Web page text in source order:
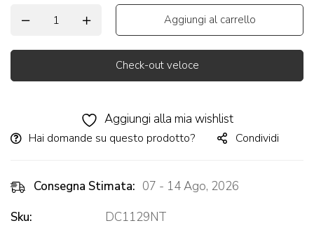
Aggiungi al carrello
Check-out veloce
Aggiungi alla mia wishlist
Hai domande su questo prodotto? Condividi
Consegna Stimata: 07 - 14 Ago, 2026
Sku:
DC1129NT